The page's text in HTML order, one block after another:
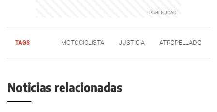
TAGS MOTOCICLISTA JUSTICIA ATROPELLADO
Noticias relacionadas